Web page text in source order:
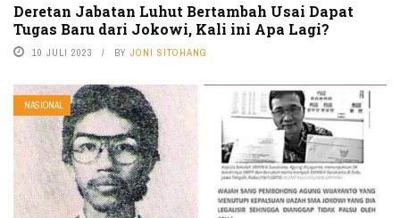
Deretan Jabatan Luhut Bertambah Usai Dapat
Tugas Baru dari Jokowi, Kali ini Apa Lagi?
10 JULI 2023 BY JONI SITOHANG
NASIONAL